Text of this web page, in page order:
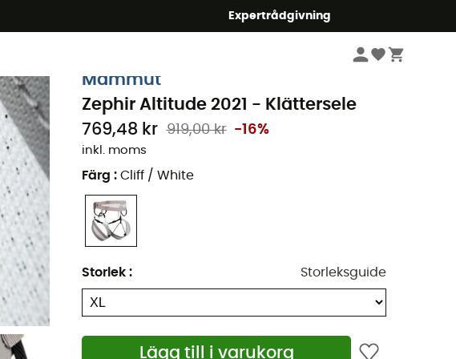
Expertrådgivning
kod Summer5
Mammut
Zephir Altitude 2021 - Klättersele
769,48 kr 919,00 kr -16%
inkl. moms
Färg : Cliff / White
Storlek : Storleksguide
Lägg till i varukorg